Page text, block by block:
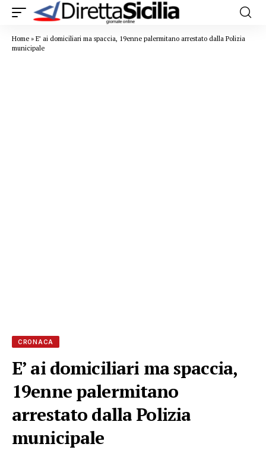
Home » E’ ai domiciliari ma spaccia, 19enne palermitano arrestato dalla Polizia
municipale
CRONACA
E’ ai domiciliari ma spaccia,
19enne palermitano
arrestato dalla Polizia
municipale